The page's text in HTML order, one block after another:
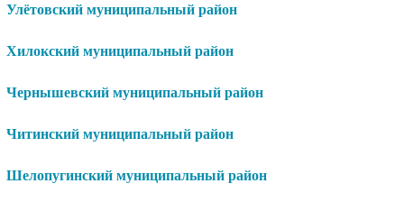
Улётовский муниципальный район
Хилокский муниципальный район
Чернышевский муниципальный район
Читинский муниципальный район
Шелопугинский муниципальный район